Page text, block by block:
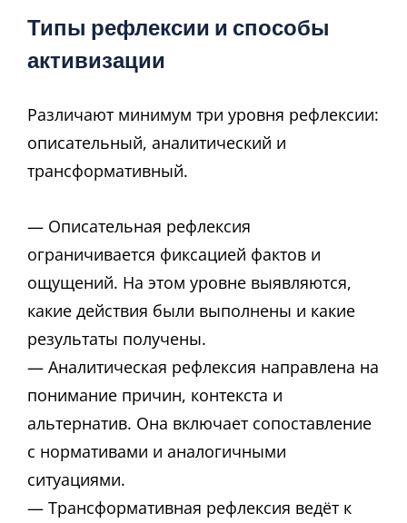
Типы рефлексии и способы
активизации
Различают минимум три уровня рефлексии:
описательный, аналитический и
трансформативный.
— Описательная рефлексия
ограничивается фиксацией фактов и
ощущений. На этом уровне выявляются,
какие действия были выполнены и какие
результаты получены.
— Аналитическая рефлексия направлена на
понимание причин, контекста и
альтернатив. Она включает сопоставление
с нормативами и аналогичными
ситуациями.
— Трансформативная рефлексия ведёт к